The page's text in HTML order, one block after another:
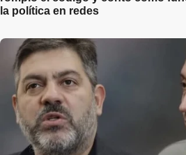
la política en redes